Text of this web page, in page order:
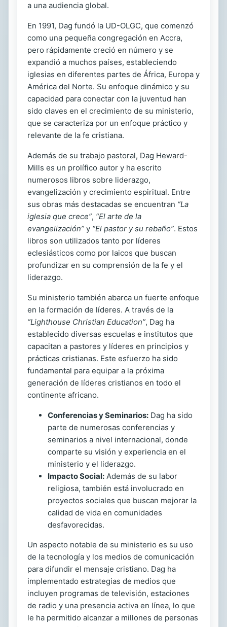
a una audiencia global.
En 1991, Dag fundó la UD-OLGC, que comenzó
como una pequeña congregación en Accra,
pero rápidamente creció en número y se
expandió a muchos países, estableciendo
iglesias en diferentes partes de África, Europa y
América del Norte. Su enfoque dinámico y su
capacidad para conectar con la juventud han
sido claves en el crecimiento de su ministerio,
que se caracteriza por un enfoque práctico y
relevante de la fe cristiana.
Además de su trabajo pastoral, Dag Heward-
Mills es un prolífico autor y ha escrito
numerosos libros sobre liderazgo,
evangelización y crecimiento espiritual. Entre
sus obras más destacadas se encuentran “La
iglesia que crece”, “El arte de la
evangelización” y “El pastor y su rebaño”. Estos
libros son utilizados tanto por líderes
eclesiásticos como por laicos que buscan
profundizar en su comprensión de la fe y el
liderazgo.
Su ministerio también abarca un fuerte enfoque
en la formación de líderes. A través de la
“Lighthouse Christian Education”, Dag ha
establecido diversas escuelas e institutos que
capacitan a pastores y líderes en principios y
prácticas cristianas. Este esfuerzo ha sido
fundamental para equipar a la próxima
generación de líderes cristianos en todo el
continente africano.
Conferencias y Seminarios: Dag ha sido
parte de numerosas conferencias y
seminarios a nivel internacional, donde
comparte su visión y experiencia en el
ministerio y el liderazgo.
Impacto Social: Además de su labor
religiosa, también está involucrado en
proyectos sociales que buscan mejorar la
calidad de vida en comunidades
desfavorecidas.
Un aspecto notable de su ministerio es su uso
de la tecnología y los medios de comunicación
para difundir el mensaje cristiano. Dag ha
implementado estrategias de medios que
incluyen programas de televisión, estaciones
de radio y una presencia activa en línea, lo que
le ha permitido alcanzar a millones de personas